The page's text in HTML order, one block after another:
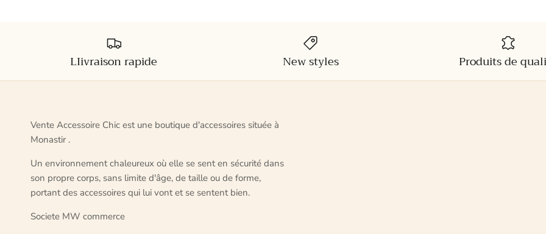
LIivraison rapide New styles Produits de
Vente Accessoire Chic est une boutique d'accessoires située à
Monastir .
Un environnement chaleureux où elle se sent en sécurité dans
son propre corps, sans limite d'âge, de taille ou de forme,
portant des accessoires qui lui vont et se sentent bien.
Societe MW commerce